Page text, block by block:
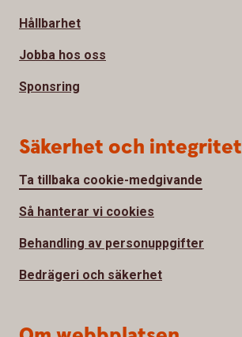
Hållbarhet
Jobba hos oss
Sponsring
Säkerhet och integritet
Ta tillbaka cookie-medgivande
Så hanterar vi cookies
Behandling av personuppgifter
Bedrägeri och säkerhet